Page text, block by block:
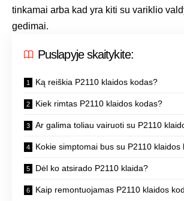
tinkamai arba kad yra kiti su variklio
gedimai.
Puslapyje skaitykite:
Ką reiškia P2110 klaidos kodas?
Kiek rimtas P2110 klaidos kodas?
Ar galima toliau vairuoti su P2110
Kokie simptomai bus su P2110 klaidos
Dėl ko atsirado P2110 klaida?
Kaip remontuojamas P2110 klaidos